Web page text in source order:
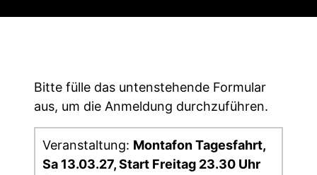
Bitte fülle das untenstehende Formular
aus, um die Anmeldung durchzuführen.
Veranstaltung: Montafon Tagesfahrt,
Sa 13.03.27, Start Freitag 23.30 Uhr